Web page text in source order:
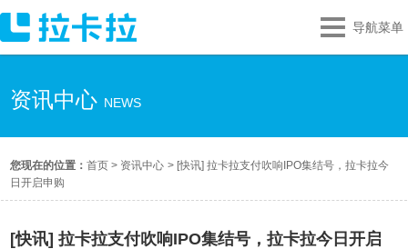
导航菜单
资讯中心 NEWS
您现在的位置：首页 > 资讯中心 > [快讯] 拉卡拉支付吹响IPO集结号，拉卡拉今
日开启申购
[快讯] 拉卡拉支付吹响IPO集结号，拉卡拉今日开启